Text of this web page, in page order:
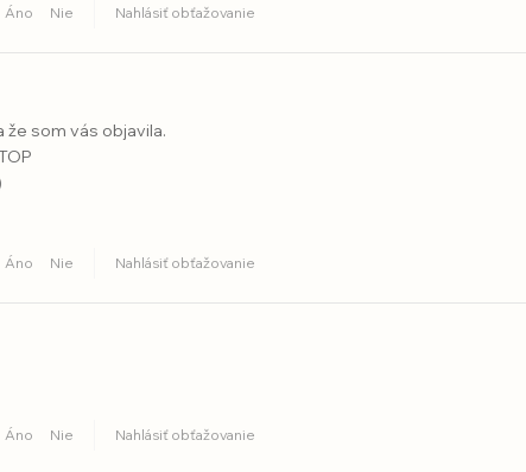
Áno Nie Nahlásiť obťažovanie
že som vás objavila.
Áno Nie Nahlásiť obťažovanie
Áno Nie Nahlásiť obťažovanie